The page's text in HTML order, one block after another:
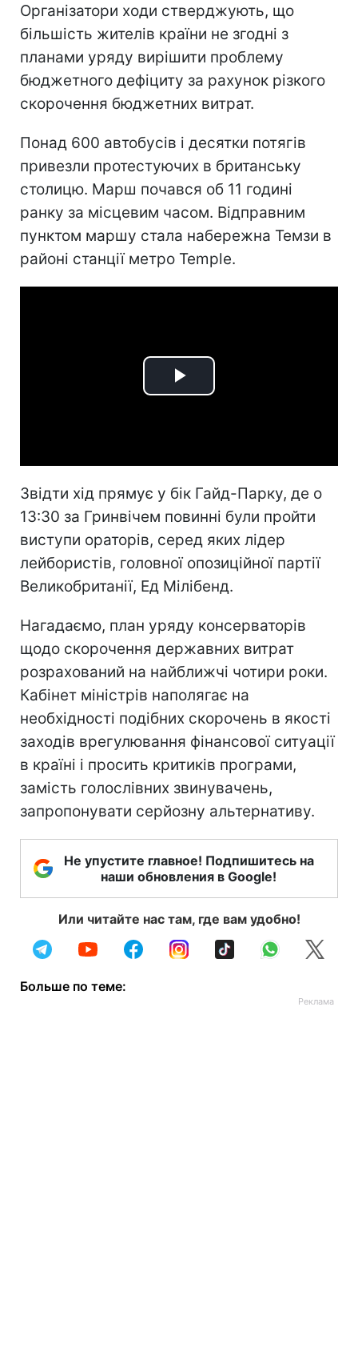
Організатори ходи стверджують, що
більшість жителів країни не згодні з
планами уряду вирішити проблему
бюджетного дефіциту за рахунок різкого
скорочення бюджетних витрат.
Понад 600 автобусів і десятки потягів
привезли протестуючих в британську
столицю. Марш почався об 11 годині
ранку за місцевим часом. Відправним
пунктом маршу стала набережна Темзи в
районі станції метро Temple.
Play
Звідти хід прямує у бік Гайд-Парку, де о
13:30 за Гринвічем повинні були пройти
виступи ораторів, серед яких лідер
лейбористів, головної опозиційної партії
Великобританії, Ед Мілібенд.
Нагадаємо, план уряду консерваторів
щодо скорочення державних витрат
розрахований на найближчі чотири роки.
Кабінет міністрів наполягає на
необхідності подібних скорочень в якості
заходів врегулювання фінансової ситуації
в країні і просить критиків програми,
замість голослівних звинувачень,
запропонувати серйозну альтернативу.
Не упустите главное! Подпишитесь на
наши обновления в Google!
Или читайте нас там, где вам удобно!
Больше по теме: